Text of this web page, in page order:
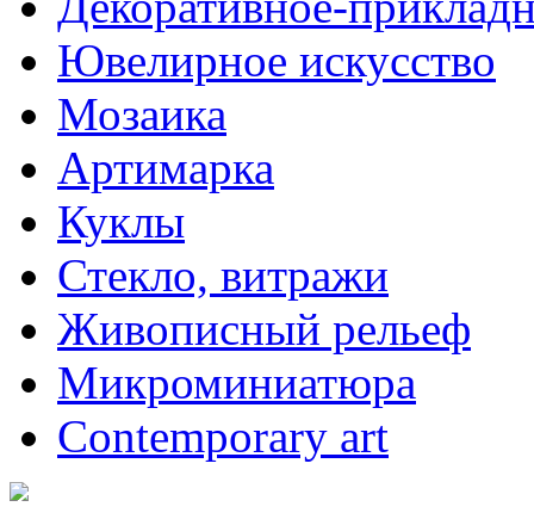
Ювелирное искусство
Мозаика
Артимарка
Куклы
Стекло, витражи
Живописный рельеф
Микроминиатюра
Contemporary art